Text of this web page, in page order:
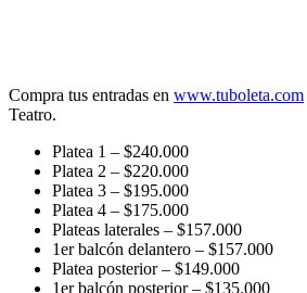
Compra tus entradas en www.tuboleta.com
Teatro.
Platea 1 – $240.000
Platea 2 – $220.000
Platea 3 – $195.000
Platea 4 – $175.000
Plateas laterales – $157.000
1er balcón delantero – $157.000
Platea posterior – $149.000
1er balcón posterior – $135.000